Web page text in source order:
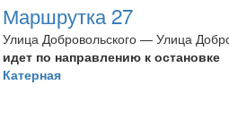
Маршрутка 27
Улица Добровольского — Улица
идет по направлению к остановке
Катерная